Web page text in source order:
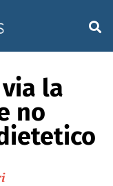
la
no